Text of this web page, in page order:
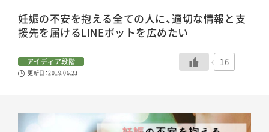
妊娠の不安を抱える全ての人に、適切な情報と支
援先を届けるLINEボットを広めたい
アイディア段階
更新日：2019.06.23
16